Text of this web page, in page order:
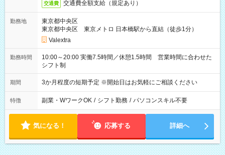
交通費 交通費全額支給（規定あり）
勤務地
東京都中央区
東京都中央区 東京メトロ 日本橋駅から直結（徒歩1分）
Valextra
勤務時間
10:00～20:00 実働7.5時間／休憩1.5時間 営業時間に合わせた
シフト制
期間 3か月程度の短期予定 ※開始日はお気軽にご相談ください
特徴 副業・WワークOK / シフト勤務 / パソコンスキル不要
気になる！ 応募する 詳細へ